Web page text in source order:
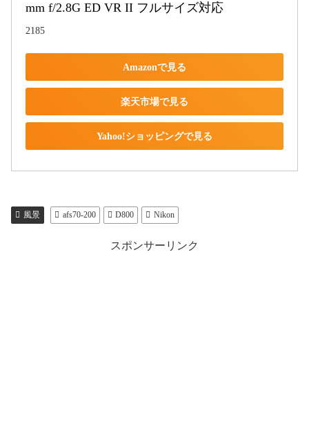
mm f/2.8G ED VR II フルサイズ対応
2185
Amazonで見る
楽天市場で見る
Yahoo!ショッピングで見る
風景 afs70-200 D800 Nikon
スポンサーリンク